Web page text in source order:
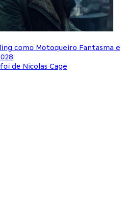
como Motoqueiro Fantasma e
de Nicolas Cage